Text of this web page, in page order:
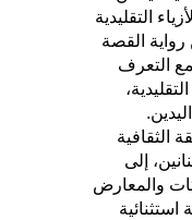
التقليدية
القصة
التعرف
الثقافية
إلى
والمعارض
استثنائية